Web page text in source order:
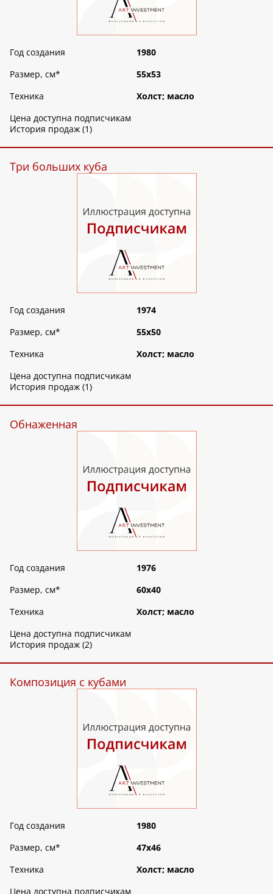
Год создания
1980
Размер, см*
55х53
Техника
Холст; масло
Цена доступна подписчикам
История продаж (1)
Три больших куба
Год создания
1974
Размер, см*
55х50
Техника
Холст; масло
Цена доступна подписчикам
История продаж (1)
Обнаженная
Год создания
1976
Размер, см*
60х40
Техника
Холст; масло
Цена доступна подписчикам
История продаж (2)
Композиция с кубами
Год создания
1980
Размер, см*
47х46
Техника
Холст; масло
Цена доступна подписчикам